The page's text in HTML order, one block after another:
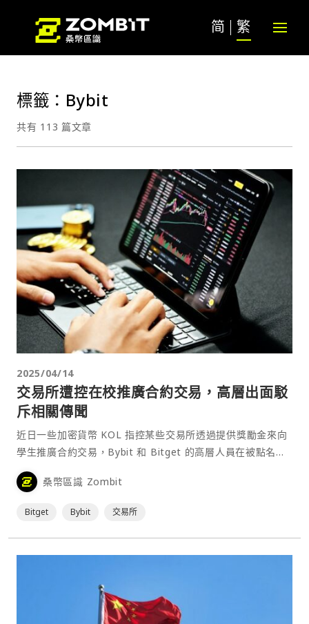
简 繁
標籤：Bybit
共有 113 篇文章
2025/04/14
交易所遭控在校推廣合約交易，高層出面駁
斥相關傳聞
近日一些加密貨幣 KOL 指控某些交易所透過提供獎勵金來向
學生推廣合約交易，Bybit 和 Bitget 的高層人員在被點名後
桑幣區識 Zombit
Bitget Bybit 交易所